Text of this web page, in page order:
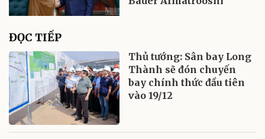
ĐỌC TIẾP
Thủ tướng: Sân bay Long
Thành sẽ đón chuyến
bay chính thức đầu tiên
vào 19/12